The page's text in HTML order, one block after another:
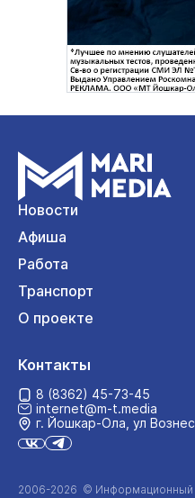
Новости
Афиша
Работа
Транспорт
О проекте
2006-2026 © Информационный
Контакты
8 (8362) 45-73-45
internet@m-t.media
г. Йошкар‑Ола, ул